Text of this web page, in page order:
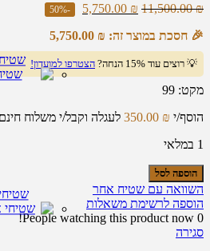
11,500.00₪
5,750.00 ₪
-50%
🎉 חסכת במוצר זה: 5,750.00 ₪
💡 רוצים עוד 15% הנחה? הצטרפו למועדון!
מקט: 99
הוסף/י
350.00 ₪
לעגלה וקבל/י משלוח
1 במלאי
כמות
של
שטיח
וינטג
59568
הוספה לסל
השוואה עם שטיח אחר
הוספה לרשימת משאלות
0
People watching this product now!
סגירה